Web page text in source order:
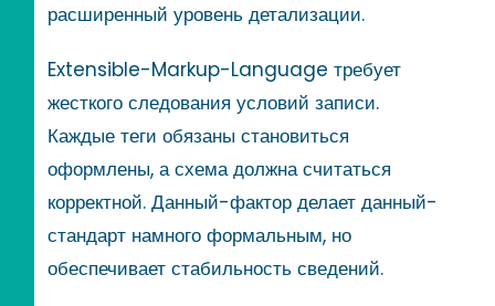
расширенный уровень детализации.
Extensible-Markup-Language требует
жесткого следования условий записи.
Каждые теги обязаны становиться
оформлены, а схема должна считаться
корректной. Данный-фактор делает данный-
стандарт намного формальным, но
обеспечивает стабильность сведений.